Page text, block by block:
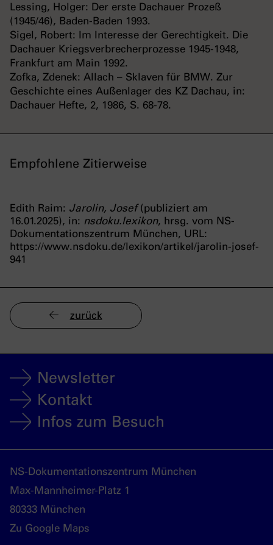
Lessing, Holger: Der erste Dachauer Prozeß
(1945/46), Baden-Baden 1993.
Sigel, Robert: Im Interesse der Gerechtigkeit. Die
Dachauer Kriegsverbrecherprozesse 1945-1948,
Frankfurt am Main 1992.
Zofka, Zdenek: Allach – Sklaven für BMW. Zur
Geschichte eines Außenlager des KZ Dachau, in:
Dachauer Hefte, 2, 1986, S. 68-78.
Empfohlene Zitierweise
Edith Raim: Jarolin, Josef(publiziert am
16.01.2025), in: nsdoku.lexikon, hrsg. vom NS-
Dokumentationszentrum München, URL:
https://www.nsdoku.de/lexikon/artikel/jarolin-josef-
941
zurück
Newsletter
Kontakt
Infos zum Besuch
NS-Dokumentationszentrum München
Max-Mannheimer-Platz 1
80333 München
Zu Google Maps